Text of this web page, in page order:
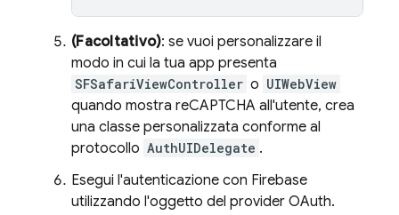
(Facoltativo): se vuoi personalizzare il
modo in cui la tua app presenta
SFSafariViewController o UIWebView
quando mostra reCAPTCHA all'utente, crea
una classe personalizzata conforme al
protocollo AuthUIDelegate .
Esegui l'autenticazione con Firebase
utilizzando l'oggetto del provider OAuth.